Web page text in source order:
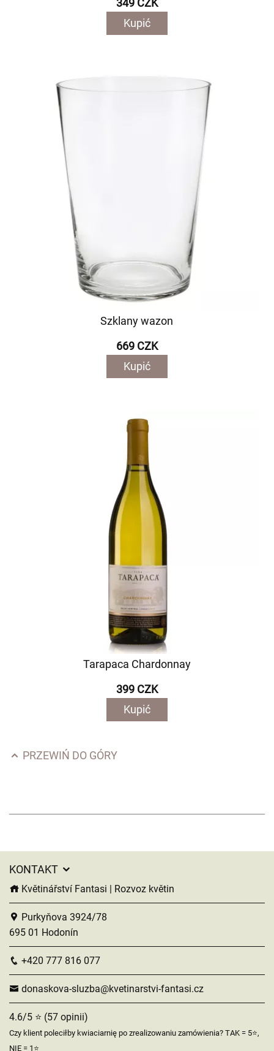
349 CZK
Kupić
Szklany wazon
669 CZK
Kupić
Tarapaca Chardonnay
399 CZK
Kupić
PRZEWIŃ DO GÓRY
KONTAKT
Květinářství Fantasi | Rozvoz květin
Purkyňova 3924/78
695 01 Hodonín
+420 777 816 077
donaskova-sluzba@kvetinarstvi-fantasi.cz
4.6/5 ⭐ (57 opinii)
Czy klient poleciłby kwiaciarnię po zrealizowaniu zamówienia? TAK = 5⭐,
NIE = 1⭐